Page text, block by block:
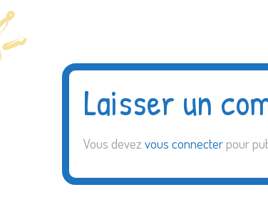
Laisser un
Vous devez vous connecter pour